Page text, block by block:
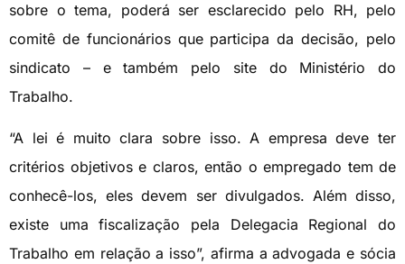
sobre o tema, poderá ser esclarecido pelo RH, pelo
comitê de funcionários que participa da decisão, pelo
sindicato – e também pelo site do Ministério do
Trabalho.
“A lei é muito clara sobre isso. A empresa deve ter
critérios objetivos e claros, então o empregado tem de
conhecê-los, eles devem ser divulgados. Além disso,
existe uma fiscalização pela Delegacia Regional do
Trabalho em relação a isso”, afirma a advogada e sócia